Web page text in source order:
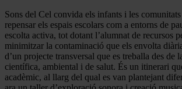
Sons del Cel convida els infants i les
repensar els espais escolars com a entorns de
escolta activa, tot dotant l’alumnat de recursos
minimitzar la contaminació que els envolta
d’un projecte transversal que es treballa des de
científica, ambiental i de salut. És un itinerari
acadèmic, al llarg del qual es van plantejant